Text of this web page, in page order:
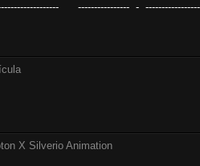
---------------- -
X Silverio Animation